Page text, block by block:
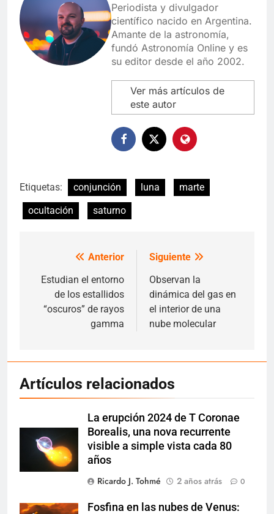
Periodista y divulgador
científico nacido en Argentina.
Amante de la astronomía,
fundó Astronomía Online y es
su editor desde el año 2002.
Ver más artículos de
este autor
Etiquetas: conjunción luna
marte
ocultación
saturno
Navegación
de
entradas
Anterior
Estudian el entorno
de los estallidos
“oscuros” de rayos
gamma
Siguiente
Observan la
dinámica del gas en
el interior de una
nube molecular
Artículos relacionados
La erupción 2024 de T Coronae
Borealis, una nova recurrente
visible a simple vista cada 80
años
Ricardo J. Tohmé
2 años atrás 0
Fosfina en las nubes de Venus: